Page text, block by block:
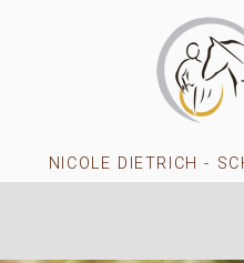
NICOLE DIETRICH -